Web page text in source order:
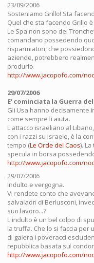
23/09/2006
Sosteniamo Grillo! Sta
Quel che sta facendo Grillo
Le Spa non sono dei
comandano possedendo
risparmiatori, che
aziende, potrebbero
produrlo.
http://www.jacopofo.com/
29/07/2006
E' cominciata la Guerra
Gli Usa hanno decisamente
come sempre li aiuta.
L'attacco israeliano al
con i razzi su Israele, è la
tempo (Le Orde del Caos).
specula in borsa
http://www.jacopofo.com/
29/07/2006
Indulto e vergogna.
Vi rendete conto che
salvaladri di Berlusconi,
suo lavoro...?
L'indulto è un bel colpo di
la truffa. Che lo si faccia per
di galera i poveracci
repubblica basata sul
http://www.jacopofo.com/